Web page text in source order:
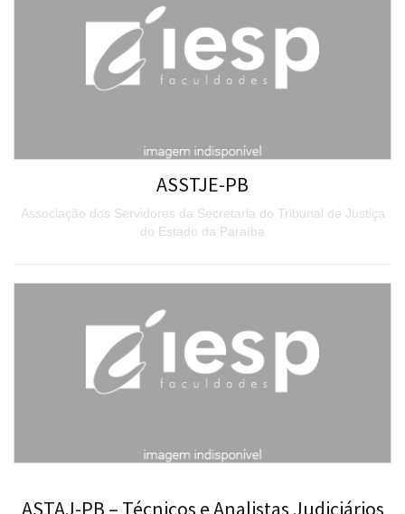
ASSTJE-PB
Associação dos Servidores da Secretaria do Tribunal de Justiça
do Estado da Paraíba
ASTAJ-PB – Técnicos e Analistas Judiciários